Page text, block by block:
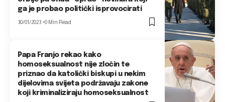
ga je probao politički isprovocirati
30/01/2023 0 Min Read
Papa Franjo rekao kako
homoseksualnost nije zločin te
priznao da katolički biskupi u nekim
dijelovima svijeta podržavaju zakone
koji kriminaliziraju homoseksualnost